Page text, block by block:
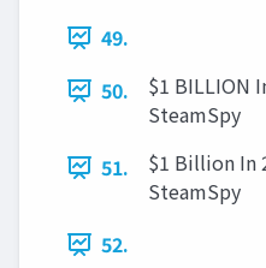
49.
50.
$1 BILLION
SteamSpy
51.
$1 Billion In
SteamSpy
52.